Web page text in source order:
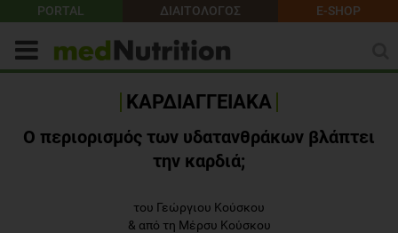
PORTAL ΔΙΑΙΤΟΛΟΓΟΣ E-SHOP
ΚΑΡΔΙΑΓΓΕΙΑΚΑ
Ο περιορισμός των υδατανθράκων βλάπτει
την καρδιά;
του Γεώργιου Κούσκου
& από τη Μέρσυ Κούσκου